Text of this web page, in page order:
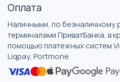
Оплата
Наличными, по безналичному
терминалами ПриватБанка, в
помощью платежных систем
Liqpay, Portmone